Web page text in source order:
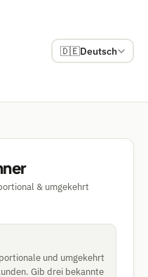
🇩🇪Deutsch
& umgekehrt
und umgekehrt
Gib drei bekannte